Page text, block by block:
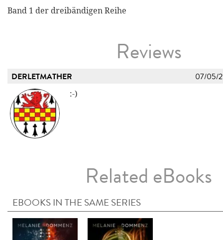
Band 1 der dreibändigen Reihe
Reviews
DERLETMATHER 07/05/
:-)
Related eBooks
EBOOKS IN THE SAME SERIES